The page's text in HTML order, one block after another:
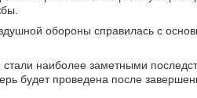
обороны справилась с
наиболее заметными
будет проведена после